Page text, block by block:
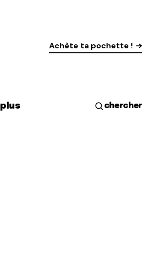
Achète ta pochette !
plus chercher